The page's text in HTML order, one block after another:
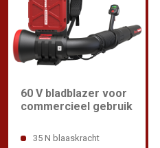
60 V bladblazer voor
commercieel gebruik
35 N blaaskracht